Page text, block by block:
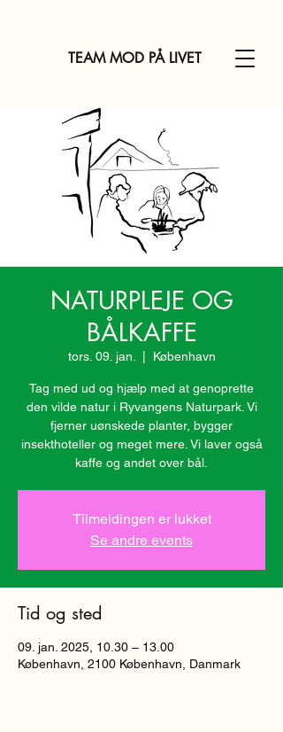
TEAM MOD PÅ LIVET
NATURPLEJE OG
BÅLKAFFE
tors. 09. jan. København
Tag med ud og hjælp med at genoprette
den vilde natur i Ryvangens Naturpark. Vi
fjerner uønskede planter, bygger
insekthoteller og meget mere. Vi laver også
kaffe og andet over bål.
Tilmeldingen er lukket
Se andre events
Tid og sted
09. jan. 2025, 10.30 – 13.00
København, 2100 København, Danmark